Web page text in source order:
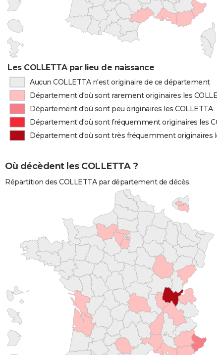
Les COLLETTA par lieu de naissance
Aucun COLLETTA n'est originaire de ce département
Département d'où sont rarement originaires les
Département d'où sont peu originaires les COLLETTA
Département d'où sont fréquemment originaires les
Département d'où sont très fréquemment originaires
Où décèdent les COLLETTA ?
Répartition des COLLETTA par département de décès.